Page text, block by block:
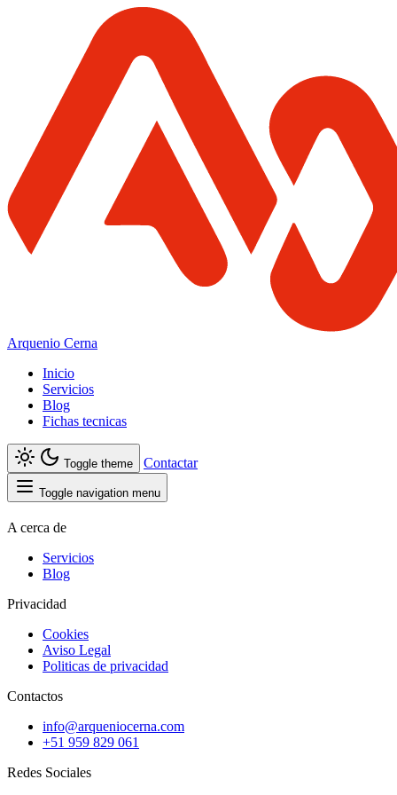
Arquenio Cerna
Inicio
Servicios
Blog
Fichas tecnicas
Toggle theme Contactar
Toggle navigation menu
A cerca de
Servicios
Blog
Privacidad
Cookies
Aviso Legal
Politicas de privacidad
Contactos
info@arqueniocerna.com
+51 959 829 061
Redes Sociales